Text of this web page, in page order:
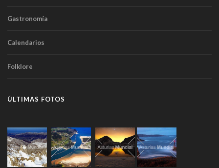
Gastronomía
Calendarios
Folklore
ÚLTIMAS FOTOS